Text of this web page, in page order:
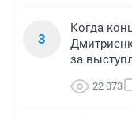
3
Когда
за
22 073